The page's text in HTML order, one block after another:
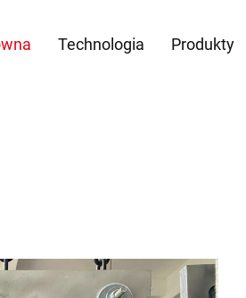
Technologia Produkty